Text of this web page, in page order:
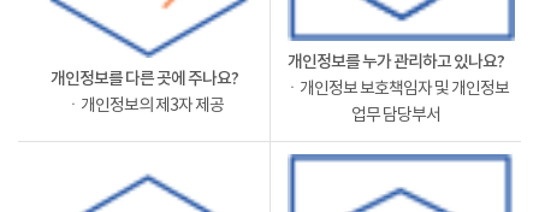
개인정보를 다른 곳에 주나요?
ㆍ개인정보의 제3자 제공
개인정보를 누가 관리하고 있나요?
ㆍ개인정보 보호책임자 및 개인정보
업무 담당부서